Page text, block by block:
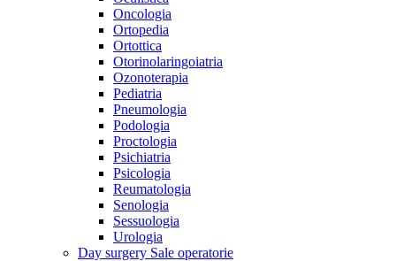
Oncologia
Ortopedia
Ortottica
Otorinolaringoiatria
Ozonoterapia
Pediatria
Pneumologia
Podologia
Proctologia
Psichiatria
Psicologia
Reumatologia
Senologia
Sessuologia
Urologia
Day surgery Sale operatorie